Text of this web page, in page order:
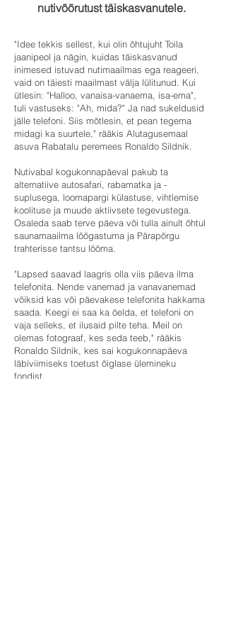
nutivõõrutust täiskasvanutele.
"Idee tekkis sellest, kui olin õhtujuht Toila
jaanipeol ja nägin, kuidas täiskasvanud
inimesed istuvad nutimaailmas ega reageeri,
vaid on täiesti maailmast välja lülitunud. Kui
ütlesin: "Halloo, vanaisa-vanaema, isa-ema",
tuli vastuseks: "Ah, mida?" Ja nad sukeldusid
jälle telefoni. Siis mõtlesin, et pean tegema
midagi ka suurtele," rääkis Alutagusemaal
asuva Rabatalu peremees Ronaldo Sildnik.
Nutivabal kogukonnapäeval pakub ta
alternatiive autosafari, rabamatka ja -
suplusega, loomapargi külastuse, vihtlemise
koolituse ja muude aktiivsete tegevustega.
Osaleda saab terve päeva või tulla ainult õhtul
saunamaailma lõõgastuma ja Pärapõrgu
trahterisse tantsu lööma.
"Lapsed saavad laagris olla viis päeva ilma
telefonita. Nende vanemad ja vanavanemad
võiksid kas või päevakese telefonita hakkama
saada. Keegi ei saa ka öelda, et telefoni on
vaja selleks, et ilusaid pilte teha. Meil on
olemas fotograaf, kes seda teeb," rääkis
Ronaldo Sildnik, kes sai kogukonnapäeva
läbiviimiseks toetust õiglase ülemineku
fondist.